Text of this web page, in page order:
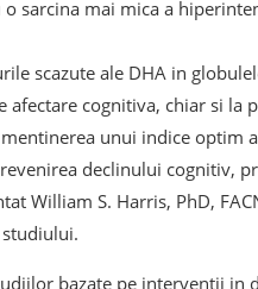
sarcina mai mica a
scazute ale DHA in
afectare cognitiva, chiar si la
unui indice optim
declinului cognitiv,
William S. Harris, PhD,
bazate pe interventii in